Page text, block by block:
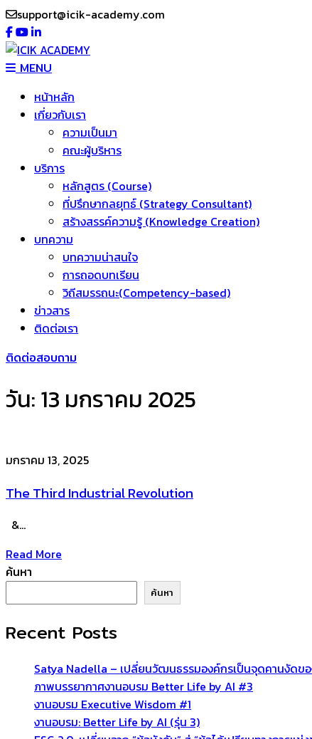
support@icik-academy.com
MENU
หน้าหลัก
เกี่ยวกับเรา
ความเป็นมา
คณะผู้บริหาร
บริการ
หลักสูตร (Course)
ที่ปรึกษากลยุทธ์ (Strategy Consultant)
สร้างสรรค์ความรู้ (Knowledge Creation)
บทความ
บทความน่าสนใจ
การถอดบทเรียน
วิถีสมรรถนะ(Competency-based)
ข่าวสาร
ติดต่อเรา
ติดต่อสอบถาม
วัน:13 มกราคม 2025
มกราคม 13, 2025
The Third Industrial Revolution
&…
Read More
ค้นหา
ค้นหา
Recent Posts
Satya Nadella – เปลี่ยนวัฒนธรรมองค์กรเป็นจุดคานงัดขอ
ภาพบรรยากาศงานอบรม Better Life by AI #3
งานอบรม Executive Wisdom #1
งานอบรม: Better Life by AI (รุ่น 3)